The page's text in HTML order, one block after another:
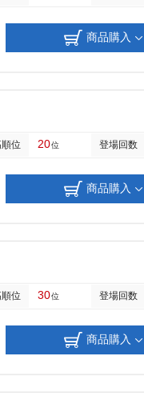
商品購入
位 20位 登場回数
商品購入
位 30位 登場回数
商品購入